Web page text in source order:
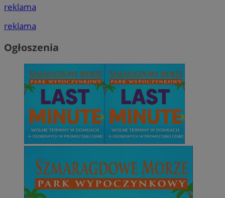
reklama
reklama
Ogłoszenia